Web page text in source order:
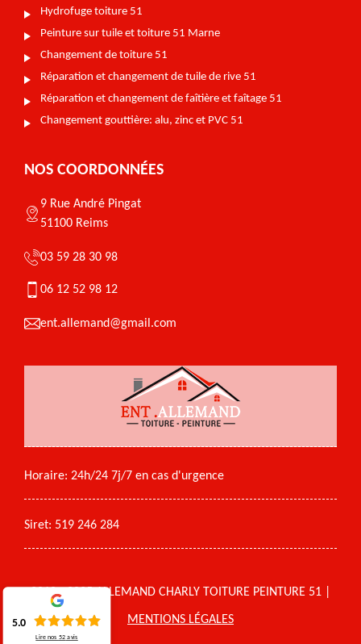
Hydrofuge toiture 51
Peinture sur tuile et toiture 51 Marne
Changement de toiture 51
Réparation et changement de tuile de rive 51
Réparation et changement de faîtière et faîtage 51
Changement gouttière: alu, zinc et PVC 51
NOS COORDONNÉES
9 Rue André Pingat
51100 Reims
03 59 28 30 98
06 12 52 98 12
ent.allemand@gmail.com
Horaire: 24h/24 7j/7 en cas d'urgence
Siret: 519 246 284
2018 - 2025 ALLEMAND CHARLY TOITURE PEINTURE 51 |
MENTIONS LÉGALES
5.0
Lire nos52 avis